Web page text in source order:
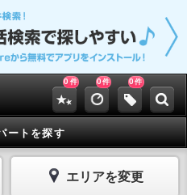
0 件 0件 0件
ートを探す
エリアを変更